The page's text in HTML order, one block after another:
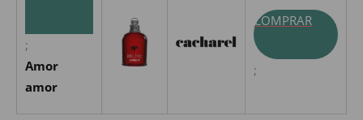
;
Amor
amor
COMPRAR
;